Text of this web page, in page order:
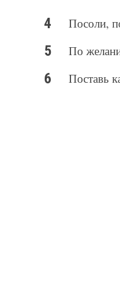
Посоли,
По
Поставь